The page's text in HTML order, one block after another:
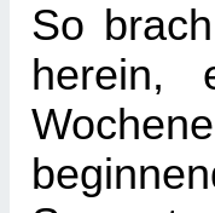
So
herein,